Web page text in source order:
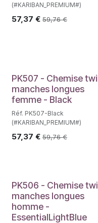
(#KARIBAN_PREMIUM#)
57,37 € 59,76€
PK507 - Chemise
manches longues
femme - Black
Réf. PK507-Black
(#KARIBAN_PREMIUM#)
57,37 € 59,76€
PK506 - Chemise
manches longues
homme -
EssentialLightBlue